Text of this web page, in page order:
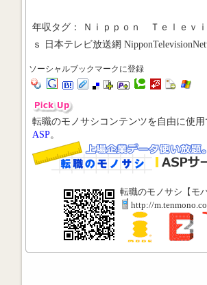
年収タグ： Ｎｉｐｐｏｎ Ｔｅｌｅｖ
ｓ 日本テレビ放送網
ソーシャルブックマークに登録
転職のモノサシコンテンツを自由に使用
ASP。
転職のモノサシ【モ
http://